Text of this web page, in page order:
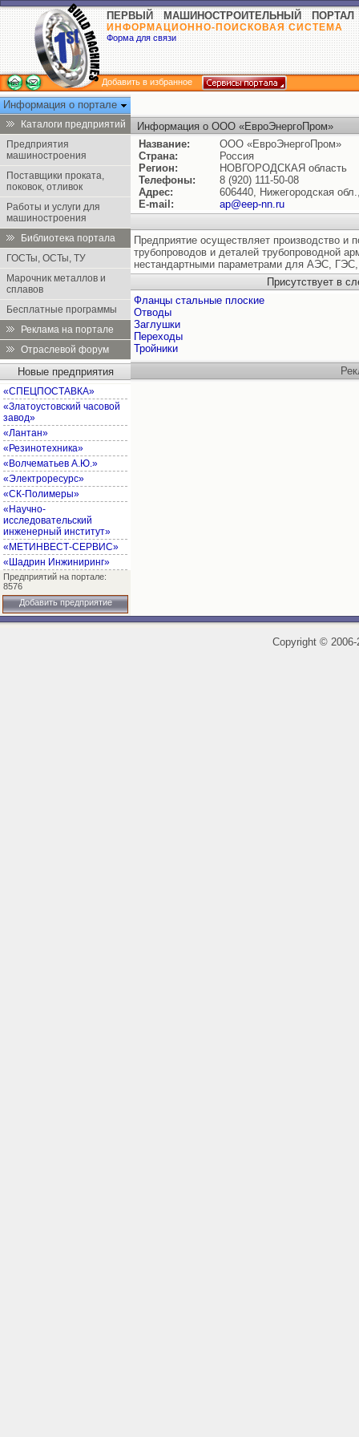
ПЕРВЫЙ МАШИНОСТРОИТЕЛЬНЫЙ ПОРТАЛ
ИНФОРМАЦИОННО-ПОИСКОВАЯ СИСТЕМА
Форма для связи
Добавить в избранное
Информация о портале
Каталоги предприятий
Предприятия
машиностроения
Поставщики проката,
поковок, отливок
Работы и услуги для
машиностроения
Библиотека портала
ГОСТы, ОСТы, ТУ
Марочник металлов и
сплавов
Бесплатные программы
Реклама на портале
Отраслевой форум
Новые предприятия
«СПЕЦПОСТАВКА»
«Златоустовский часовой
завод»
«Лантан»
«Резинотехника»
«Волчематьев А.Ю.»
«Электроресурс»
«СК-Полимеры»
«Научно-
исследовательский
инженерный институт»
«МЕТИНВЕСТ-СЕРВИС»
«Шадрин Инжиниринг»
Предприятий на портале:
8576
Добавить предприятие
Информация о ООО «ЕвроЭнергоПром»
Название:
ООО «ЕвроЭнергоПром»
Страна:
Россия
Регион:
НОВГОРОДСКАЯ область
Телефоны:
8 (920) 111-50-08
Адрес:
606440, Нижегородская
E-mail:
ap@eep-nn.ru
Предприятие осуществляет производство и
трубопроводов и деталей трубопроводной
нестандартными параметрами для АЭС,
Присутствует в
Фланцы стальные плоские
Отводы
Заглушки
Переходы
Тройники
Copyright ©